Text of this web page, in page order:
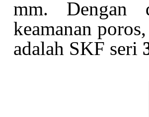
mm. Dengan
keamanan
adalah SKF seri